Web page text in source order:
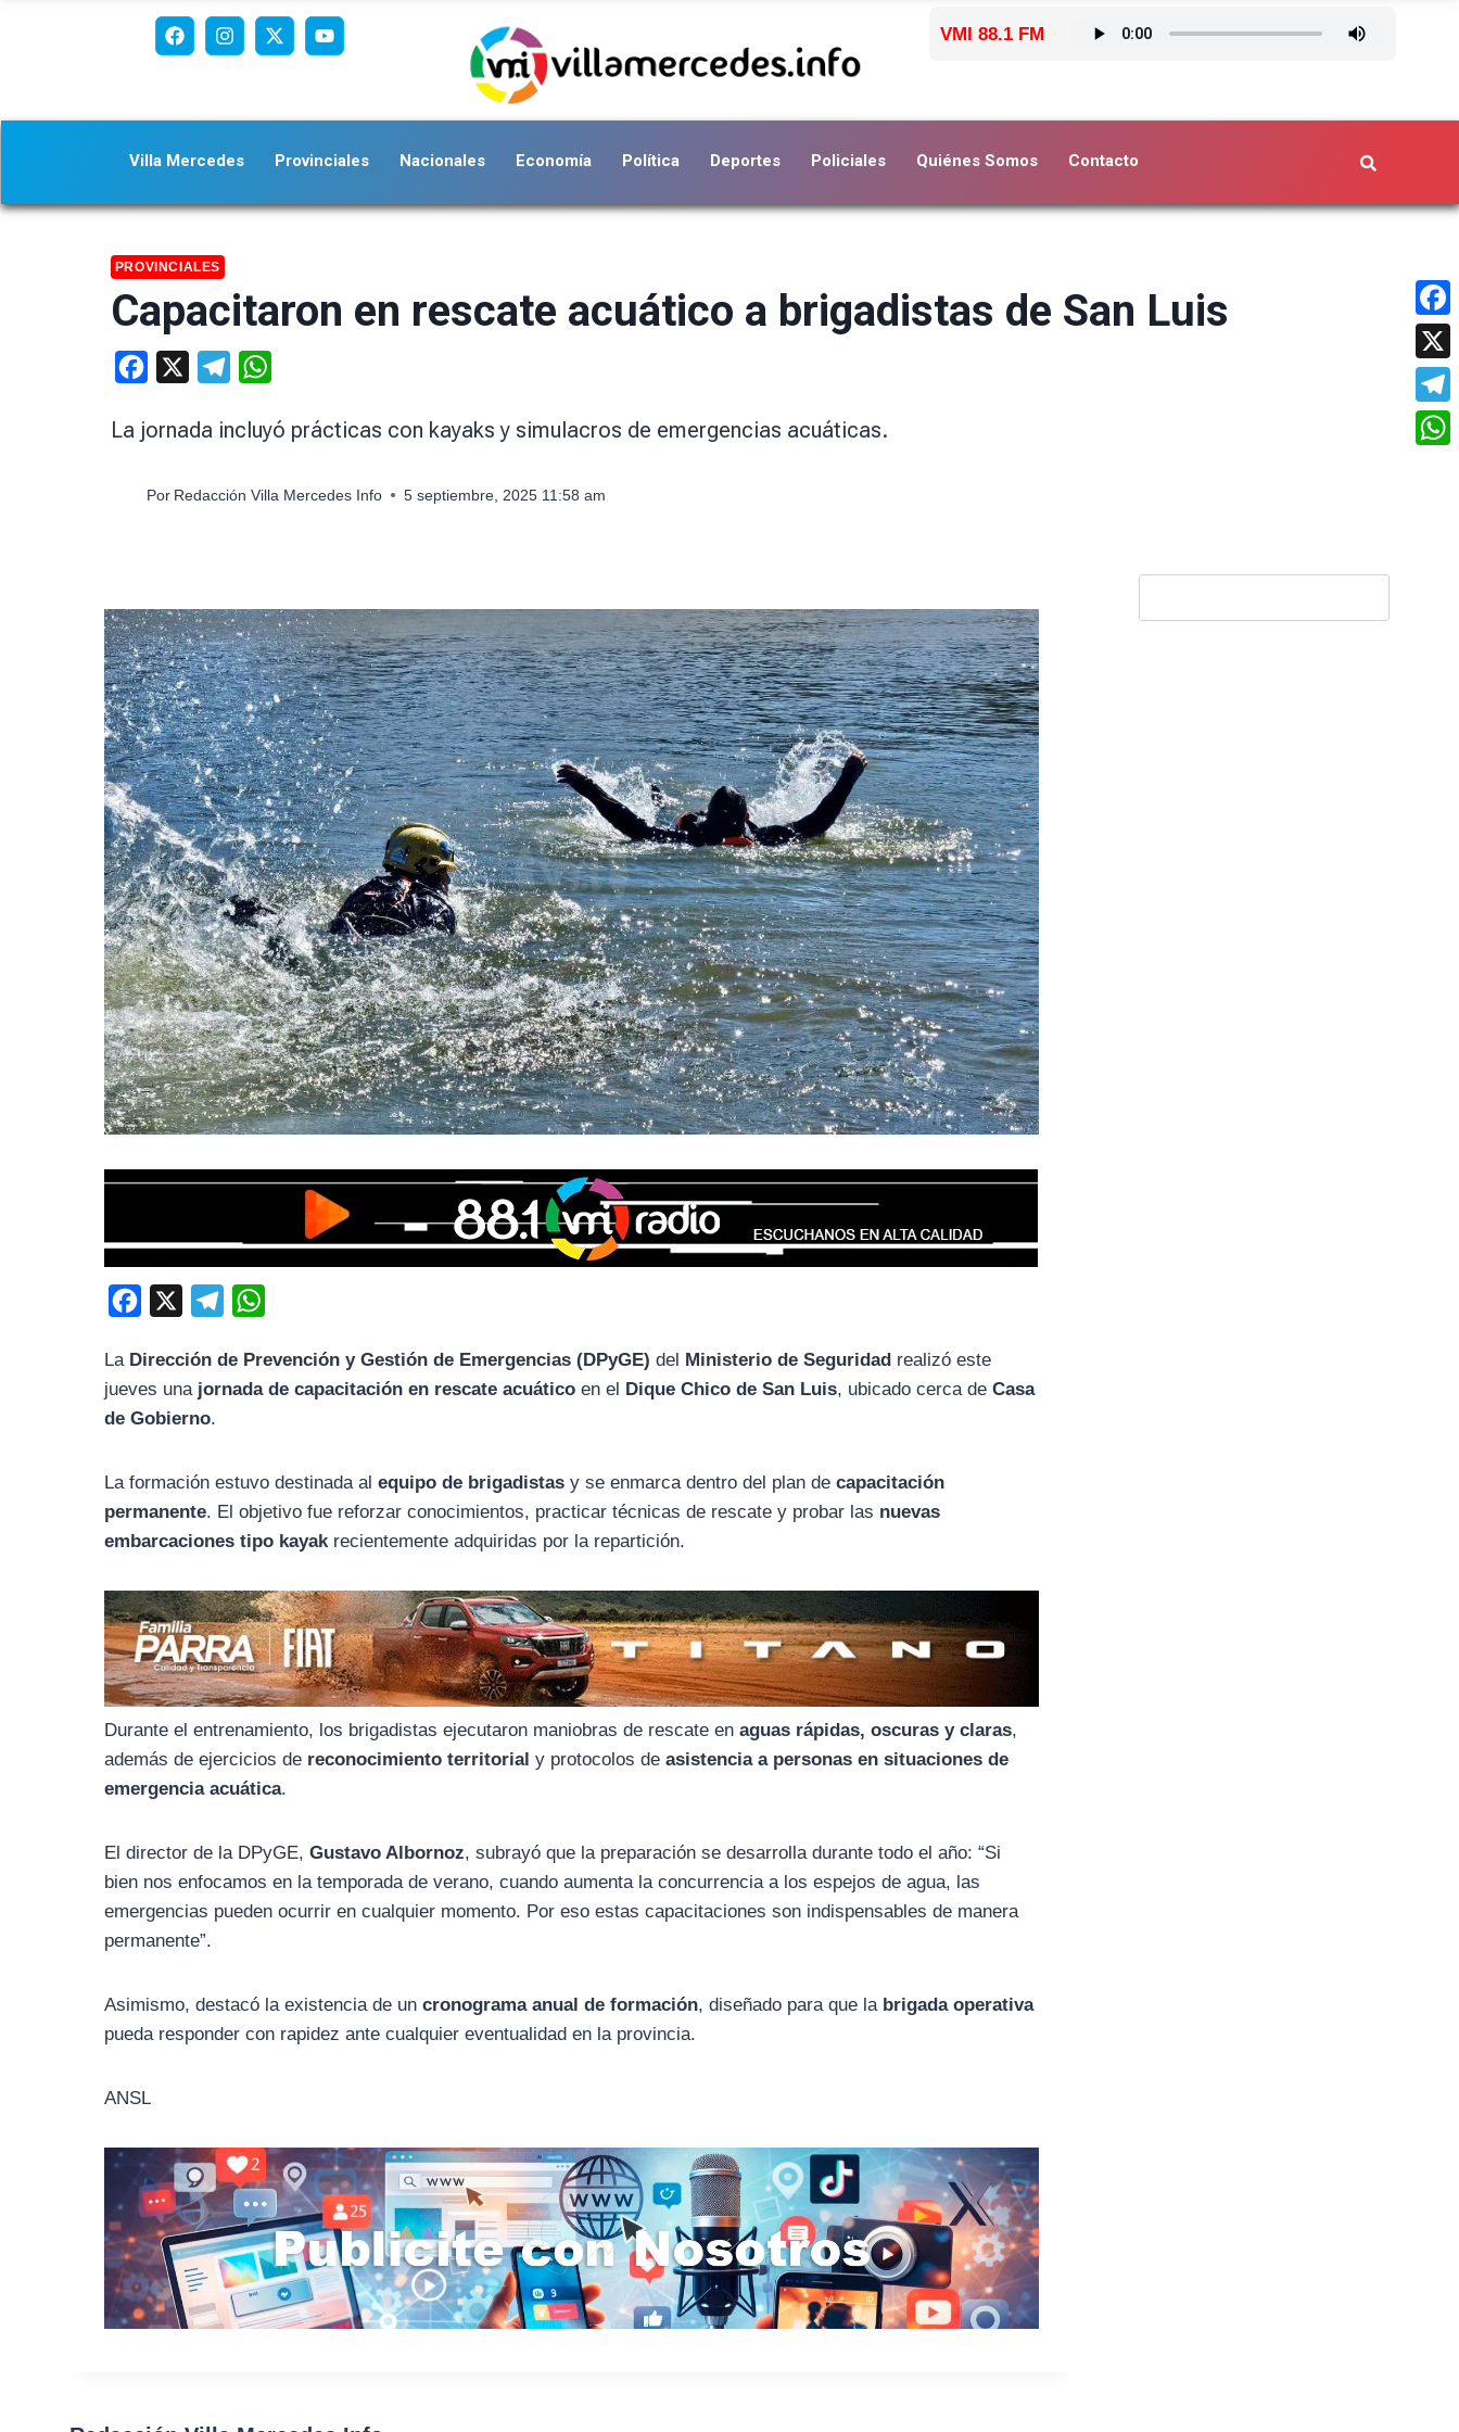
VMI 88.1 FM
Villa Mercedes Provinciales Nacionales Economía Política Deportes Policiales Quiénes Somos Contacto
PROVINCIALES
Capacitaron en rescate acuático a brigadistas de San Luis
Facebook Telegram
La jornada incluyó prácticas con kayaks y simulacros de emergencias acuáticas.
Por Redacción Villa Mercedes Info 5 septiembre, 2025 11:58 am
c
e
b
l
e
a
t
La Dirección de Prevención y Gestión de Emergencias (DPyGE) del Ministerio de Seguridad realizó este
jueves una jornada de capacitación en rescate acuático en el Dique Chico de San Luis, ubicado cerca deCasa
de Gobierno.
La formación estuvo destinada alequipo de brigadistas y se enmarca dentro del plan decapacitación
permanente. El objetivo fue reforzar conocimientos, practicar técnicas de rescate y probar las nuevas
embarcaciones tipo kayakrecientemente adquiridas por la repartición.
Durante el entrenamiento, los brigadistas ejecutaron maniobras de rescate enaguas rápidas, oscuras y claras,
además de ejercicios de reconocimiento territorial y protocolos deasistencia a personas en situaciones de
emergencia acuática.
El director de la DPyGE,Gustavo Albornoz, subrayó que la preparación se desarrolla durante todo el año: “Si
bien nos enfocamos en la temporada de verano, cuando aumenta la concurrencia a los espejos de agua, las
emergencias pueden ocurrir en cualquier momento. Por eso estas capacitaciones son indispensables de manera
permanente”.
Asimismo, destacó la existencia de uncronograma anual de formación, diseñado para que la brigada operativa
pueda responder con rapidez ante cualquier eventualidad en la provincia.
ANSL
X